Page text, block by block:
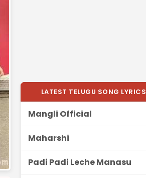
LATEST TELUGU SONG LYRICS
Mangli Official
Maharshi
Padi Padi Leche Manasu